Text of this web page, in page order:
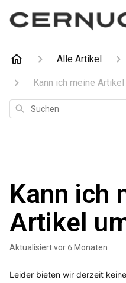
Alle Artikel
Kann ich meine
Suchen
Kann ich
Artikel
Aktualisiertvor 6 Monaten
Leider bieten wir derzeit